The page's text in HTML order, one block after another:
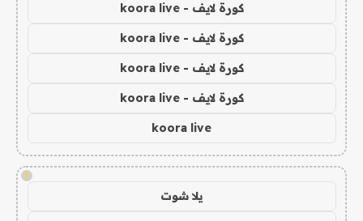
كورة لايف - koora live
كورة لايف - koora live
كورة لايف - koora live
كورة لايف - koora live
koora live
!
يلا شوت